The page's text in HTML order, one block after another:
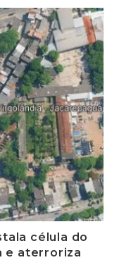
célula do
e aterroriza